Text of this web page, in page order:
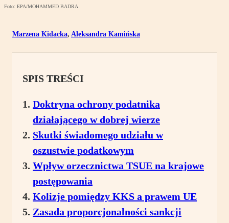
Foto: EPA/MOHAMMED BADRA
Marzena Kidacka, Aleksandra Kamińska
SPIS TREŚCI
Doktryna ochrony podatnika
działającego w dobrej wierze
Skutki świadomego udziału w
oszustwie podatkowym
Wpływ orzecznictwa TSUE na krajowe
postępowania
Kolizje pomiędzy KKS a prawem UE
Zasada proporcjonalności sankcji